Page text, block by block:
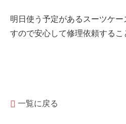
明日使う予定があるスーツケー
すので安心して修理依頼するこ
一覧に戻る